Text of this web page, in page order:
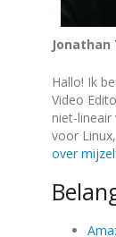
Jonathan
Hallo! Ik
Video
niet-lineair
voor
over